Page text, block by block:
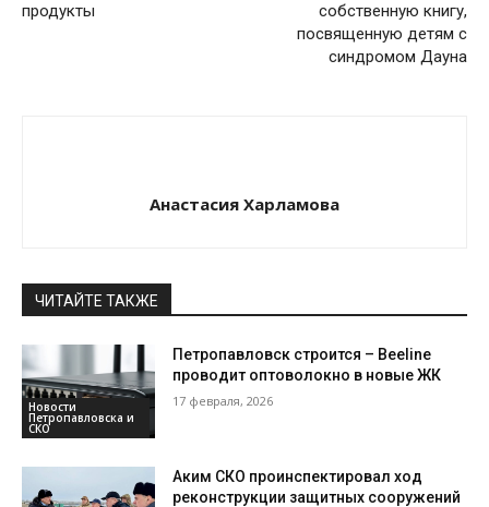
продукты
собственную книгу,
посвященную детям с
синдромом Дауна
Анастасия Харламова
ЧИТАЙТЕ ТАКЖЕ
Новости
Петропавловска и
СКО
Петропавловск строится – Beeline
проводит оптоволокно в новые ЖК
17 февраля, 2026
Аким СКО проинспектировал ход
реконструкции защитных сооружений